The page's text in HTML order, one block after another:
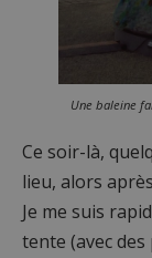
Une baleine
Ce soir-là,
lieu, alors
Je me suis
tente (avec